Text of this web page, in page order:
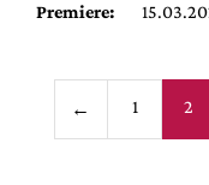
Premiere:
← 1 2